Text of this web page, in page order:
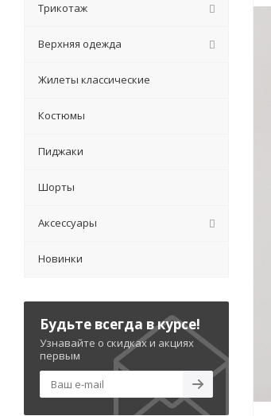
Трикотаж
Верхняя одежда
Жилеты классические
Костюмы
Пиджаки
Шорты
Аксессуары
Новинки
Будьте всегда в курсе!
Узнавайте о скидках и акциях
первым